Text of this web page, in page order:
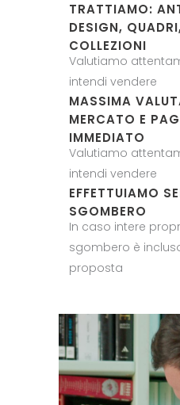
TRATTIAMO:
DESIGN,
COLLEZIONI
Valutiamo
intendi vendere
MASSIMA
MERCATO E
IMMEDIATO
Valutiamo
intendi vendere
EFFETTUIAMO
SGOMBERO
In caso intere
sgombero è
proposta